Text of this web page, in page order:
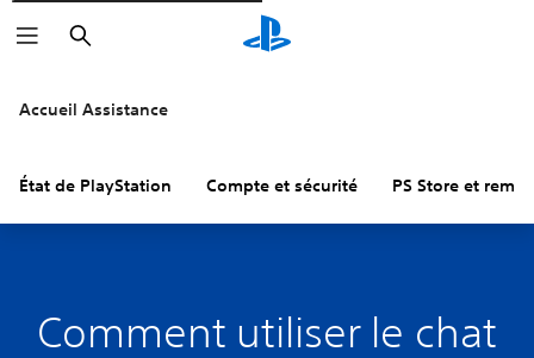
Rechercher
Accueil Assistance
État de PlayStation Compte et sécurité PS Store et
Comment utiliser le chat